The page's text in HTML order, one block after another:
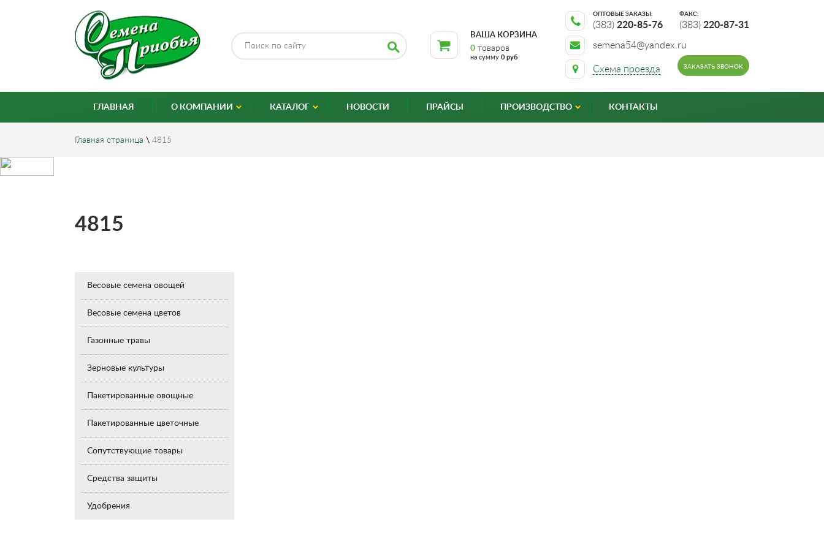
ВАША КОРЗИНА
0 товаров
на сумму 0 руб
Схема проезда
semena54@yandex.ru
ОПТОВЫЕ ЗАКАЗЫ:
(383) 220-85-76
ФАКС:
(383) 220-87-31
ЗАКАЗАТЬ ЗВОНОК
ГЛАВНАЯ О КОМПАНИИ КАТАЛОГ НОВОСТИ ПРАЙСЫ ПРОИЗВОДСТВО КОНТАКТЫ
Главная страница \ 4815
4815
Весовые семена овощей
Весовые семена цветов
Газонные травы
Зерновые культуры
Пакетированные овощные
Пакетированные цветочные
Сопутствующие товары
Средства защиты
Удобрения